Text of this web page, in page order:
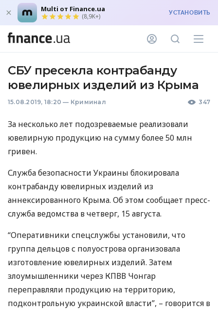
Multi от Finance.ua
(8,9K+) УСТАНОВИТЬ
СБУ пресекла контрабанду
ювелирных изделий из Крыма
15.08.2019, 18:20 — Криминал 347
За несколько лет подозреваемые реализовали
ювелирную продукцию на сумму более 50 млн
гривен.
Служба безопасности Украины блокировала
контрабанду ювелирных изделий из
аннексированного Крыма. Об этом сообщает пресс-
служба ведомства в четверг, 15 августа.
“Оперативники спецслужбы установили, что
группа дельцов с полуострова организовала
изготовление ювелирных изделий. Затем
злоумышленники через КПВВ Чонгар
переправляли продукцию на территорию,
подконтрольную украинской власти”, – говорится в